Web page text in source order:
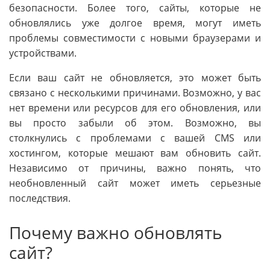
безопасности. Более того, сайты, которые не
обновлялись уже долгое время, могут иметь
проблемы совместимости с новыми браузерами и
устройствами.
Если ваш сайт не обновляется, это может быть
связано с несколькими причинами. Возможно, у вас
нет времени или ресурсов для его обновления, или
вы просто забыли об этом. Возможно, вы
столкнулись с проблемами с вашей CMS или
хостингом, которые мешают вам обновить сайт.
Независимо от причины, важно понять, что
необновленный сайт может иметь серьезные
последствия.
Почему важно обновлять
сайт?